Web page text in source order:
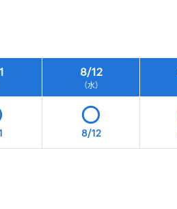
8/12
（水）
8/12